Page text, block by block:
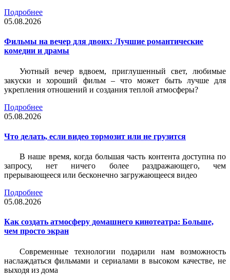
Подробнее
05.08.2026
Фильмы на вечер для двоих: Лучшие романтические
комедии и драмы
Уютный вечер вдвоем, приглушенный свет, любимые
закуски и хороший фильм – что может быть лучше для
укрепления отношений и создания теплой атмосферы?
Подробнее
05.08.2026
Что делать, если видео тормозит или не грузится
В наше время, когда большая часть контента доступна по
запросу, нет ничего более раздражающего, чем
прерывающееся или бесконечно загружающееся видео
Подробнее
05.08.2026
Как создать атмосферу домашнего кинотеатра: Больше,
чем просто экран
Современные технологии подарили нам возможность
наслаждаться фильмами и сериалами в высоком качестве, не
выходя из дома